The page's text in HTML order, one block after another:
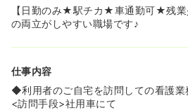
【日勤のみ★駅チカ★車通勤可★残業
の両立がしやすい職場です♪
仕事内容
◆利用者のご自宅を訪問しての看護業
<訪問手段>社用車にて